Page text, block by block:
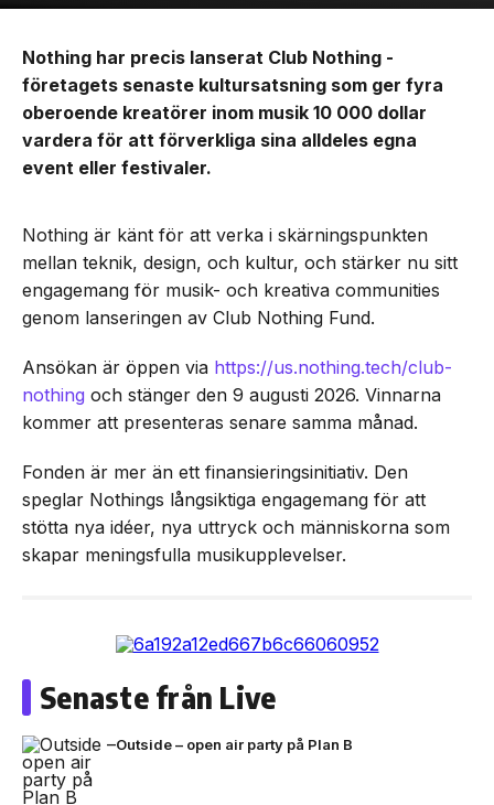
Nothing har precis lanserat Club Nothing -
företagets senaste kultursatsning som ger fyra
oberoende kreatörer inom musik 10 000 dollar
vardera för att förverkliga sina alldeles egna
event eller festivaler.
Nothing är känt för att verka i skärningspunkten
mellan teknik, design, och kultur, och stärker nu sitt
engagemang för musik- och kreativa communities
genom lanseringen av Club Nothing Fund.
Ansökan är öppen via https://us.nothing.tech/club-
nothing och stänger den 9 augusti 2026. Vinnarna
kommer att presenteras senare samma månad.
Fonden är mer än ett finansieringsinitiativ. Den
speglar Nothings långsiktiga engagemang för att
stötta nya idéer, nya uttryck och människorna som
skapar meningsfulla musikupplevelser.
Senaste från Live
Outside – open air party på Plan B